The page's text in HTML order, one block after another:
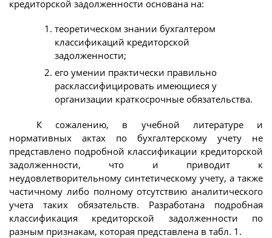
кредиторской задолженности основана на:
теоретическом знании бухгалтером
классификаций кредиторской
задолженности;
его умении практически правильно
расклассифицировать имеющиеся у
организации краткосрочные обязательства.
К сожалению, в учебной литературе и
нормативных актах по бухгалтерскому учету не
представлено подробной классификации кредиторской
задолженности, что и приводит к
неудовлетворительному синтетическому учету, а также
частичному либо полному отсутствию аналитического
учета таких обязательств. Разработана подробная
классификация кредиторской задолженности по
разным признакам, которая представлена в табл. 1.